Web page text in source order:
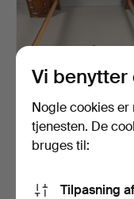
slutningen af 1900-
10 timer
Vi benytter
Nogle cookies
tjenesten. De
bruges til:
Tilpasning